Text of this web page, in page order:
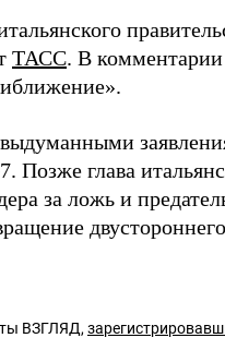
ТАСС. В
Позже глава
за ложь и
ВЗГЛЯД,